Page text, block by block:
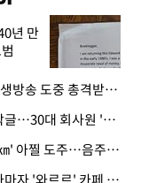
년 만
· 멕시코 유명 인플루언서, 생방송 도중 총격받아 사망
· SNS에 '대통령 살해' 협박글…30대 회사원 '불구속 송치'
· 정차 불응하고 '시속 165㎞' 아찔 도주…음주운전자 체포